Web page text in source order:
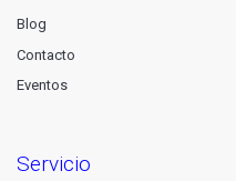
Blog
Contacto
Eventos
servicio